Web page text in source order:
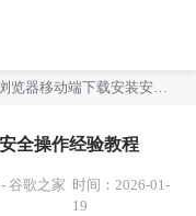
全操作经验教程
谷歌之家 时间：2026-01-
19